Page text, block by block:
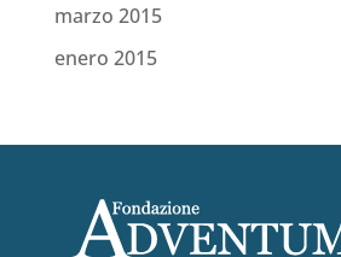
marzo 2015
enero 2015